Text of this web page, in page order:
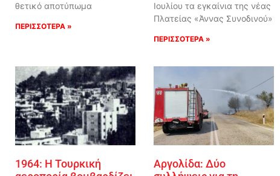
θετικό αποτύπωμα
ΠΕΡΙΣΣΟΤΕΡΑ »
Ιουλίου τα εγκαίνια της νέας
Πλατείας «Άννας Συνοδινού»
ΠΕΡΙΣΣΟΤΕΡΑ »
1964: Η Τουρκική
Αργολίδα: Δύο